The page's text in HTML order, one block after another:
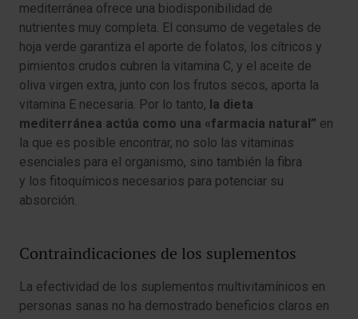
mediterránea ofrece una biodisponibilidad de
nutrientes muy completa. El consumo de vegetales de
hoja verde garantiza el aporte de folatos, los cítricos y
pimientos crudos cubren la vitamina C, y el aceite de
oliva virgen extra, junto con los frutos secos, aporta la
vitamina E necesaria. Por lo tanto, la dieta
mediterránea actúa como una «farmacia natural” en
la que es posible encontrar, no solo las vitaminas
esenciales para el organismo, sino también la fibra
y los fitoquímicos necesarios para potenciar su
absorción.
Contraindicaciones de los suplementos
La efectividad de los suplementos multivitamínicos en
personas sanas no ha demostrado beneficios claros en